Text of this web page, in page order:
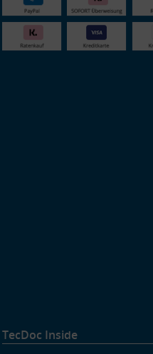
TecDoc Inside